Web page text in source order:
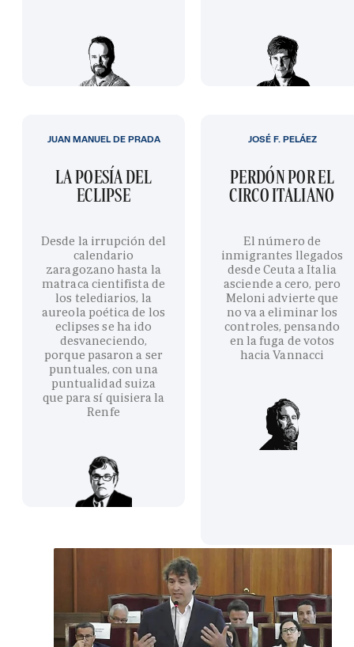
LA POESÍA DEL
ECLIPSE
Desde la irrupción del
calendario
zaragozano hasta la
matraca cientifista de
los telediarios, la
aureola poética de los
eclipses se ha ido
desvaneciendo,
porque pasaron a ser
puntuales, con una
puntualidad suiza
que para sí quisiera la
Renfe
JUAN MANUEL DE PRADA
PERDÓN POR EL
CIRCO ITALIANO
El número de
inmigrantes llegados
desde Ceuta a Italia
asciende a cero, pero
Meloni advierte que
no va a eliminar los
controles, pensando
en la fuga de votos
hacia Vannacci
JOSÉ F. PELÁEZ